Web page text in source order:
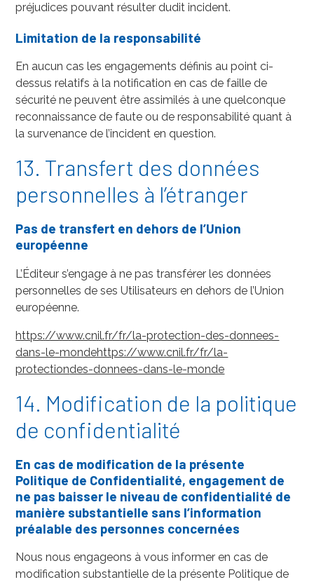
préjudices pouvant résulter dudit incident.
Limitation de la responsabilité
En aucun cas les engagements définis au point ci-
dessus relatifs à la notification en cas de faille de
sécurité ne peuvent être assimilés à une quelconque
reconnaissance de faute ou de responsabilité quant à
la survenance de l’incident en question.
13. Transfert des données
personnelles à l’étranger
Pas de transfert en dehors de l’Union
européenne
L’Éditeur s’engage à ne pas transférer les données
personnelles de ses Utilisateurs en dehors de l’Union
européenne.
https://www.cnil.fr/fr/la-protection-des-donnees-
dans-le-mondehttps://www.cnil.fr/fr/la-
protectiondes-donnees-dans-le-monde
14. Modification de la politique
de confidentialité
En cas de modification de la présente
Politique de Confidentialité, engagement de
ne pas baisser le niveau de confidentialité de
manière substantielle sans l’information
préalable des personnes concernées
Nous nous engageons à vous informer en cas de
modification substantielle de la présente Politique de